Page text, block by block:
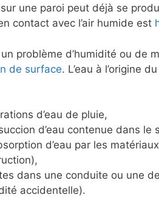
une paroi peut déjà se
contact avec l’air humide est
problème d’humidité ou de
de surface. L’eau à l’origine
d’eau de pluie,
d’eau contenue dans le
d’eau par les
dans une conduite ou une
accidentelle).